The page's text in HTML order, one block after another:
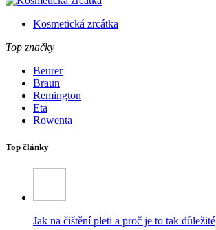
Kosmetická zrcátka
Top značky
Beurer
Braun
Remington
Eta
Rowenta
Top články
Jak na čištění pleti a proč je to tak důležité